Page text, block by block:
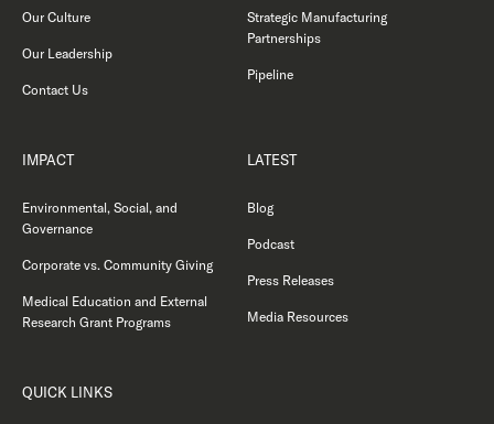
Our Culture
Our Leadership
Contact Us
Strategic Manufacturing
Partnerships
Pipeline
IMPACT
Environmental, Social, and
Governance
Corporate vs. Community Giving
Medical Education and External
Research Grant Programs
LATEST
Blog
Podcast
Press Releases
Media Resources
QUICK LINKS